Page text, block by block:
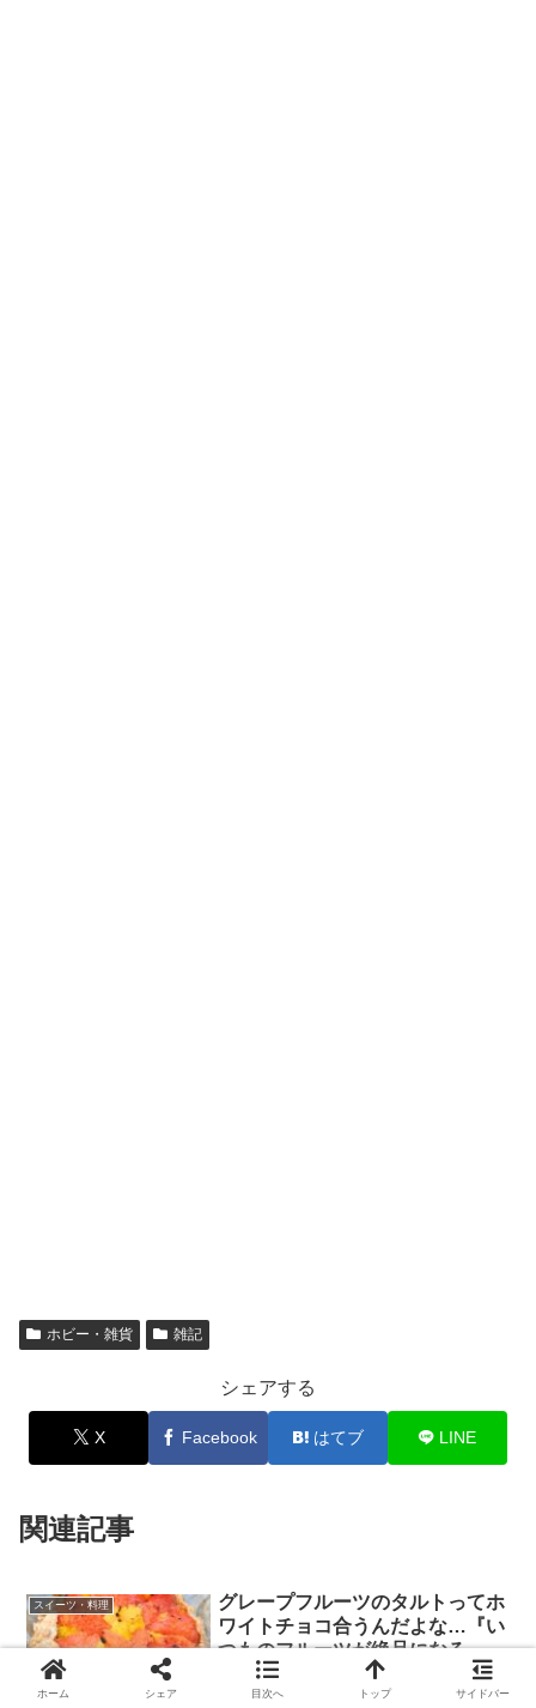
ホビー・雑貨 雑記
シェアする
X Facebook はてブ LINE
関連記事
スイーツ・料理
グレープフルーツのタルトってホ
ワイトチョコ合うんだよな…『い
つものフルーツが絶品になる 型
いらずの田舎風タルト』
グレープフルーツがいっぱい！早速タル
トにしよう！！この前、グレープフルー
ホーム シェア 目次へ トップ サイドバー